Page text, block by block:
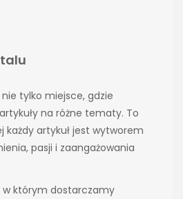
tylko miejsce, gdzie
na różne tematy. To
każdy artykuł jest wytworem
pasji i zaangażowania
którym dostarczamy